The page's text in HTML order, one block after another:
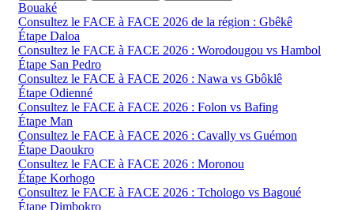
Bouaké
Consultez le FACE à FACE 2026 de la région : Gbêkê
Étape Daloa
Consultez le FACE à FACE 2026 : Worodougou vs Hambol
Étape San Pedro
Consultez le FACE à FACE 2026 : Nawa vs Gbôklê
Étape Odienné
Consultez le FACE à FACE 2026 : Folon vs Bafing
Étape Man
Consultez le FACE à FACE 2026 : Cavally vs Guémon
Étape Daoukro
Consultez le FACE à FACE 2026 : Moronou
Étape Korhogo
Consultez le FACE à FACE 2026 : Tchologo vs Bagoué
Étape Dimbokro